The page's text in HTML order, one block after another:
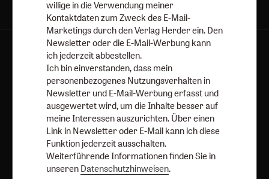
Herder Korrespondenz-Newsletter
Ja, ich möchte den kostenlosen Herder
Korrespondenz-Newsletter abonnieren und willige in
die Verwendung meiner Kontaktdaten zum Zweck des E-
Mail-Marketings durch den Verlag Herder ein. Den
Newsletter oder die E-Mail-Werbung kann ich jederzeit
willige in die Verwendung meiner
Kontaktdaten zum Zweck des E-Mail-
Marketings durch den Verlag Herder ein. Den
Newsletter oder die E-Mail-Werbung kann
ich jederzeit abbestellen.
Ich bin einverstanden, dass mein
personenbezogenes Nutzungsverhalten in
Newsletter und E-Mail-Werbung erfasst und
ausgewertet wird, um die Inhalte besser auf
meine Interessen auszurichten. Über einen
Link in Newsletter oder E-Mail kann ich diese
Funktion jederzeit ausschalten.
Weiterführende Informationen finden Sie in
unseren Datenschutzhinweisen.